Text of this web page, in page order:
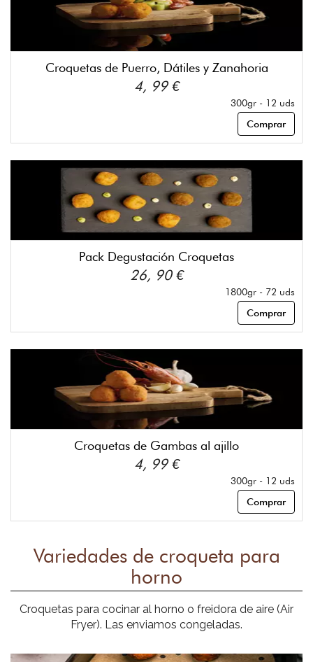
Croquetas de Puerro, Dátiles y Zanahoria
4, 99 €
300gr - 12 uds
Comprar
Pack Degustación Croquetas
26, 90 €
1800gr - 72 uds
Comprar
Croquetas de Gambas al ajillo
4, 99 €
300gr - 12 uds
Comprar
Variedades de croqueta para
horno
Croquetas para cocinar al horno o freidora de aire (Air
Fryer). Las enviamos congeladas.